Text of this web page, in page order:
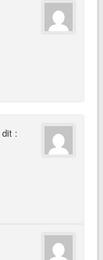
dit :